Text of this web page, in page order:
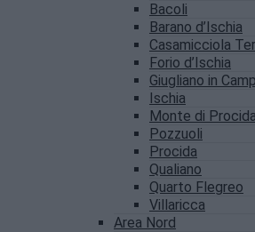
Bacoli
Barano d’Ischia
Casamicciola
Forio d’Ischia
Giugliano in
Ischia
Monte di Procida
Pozzuoli
Procida
Qualiano
Quarto Flegreo
Villaricca
Area Nord